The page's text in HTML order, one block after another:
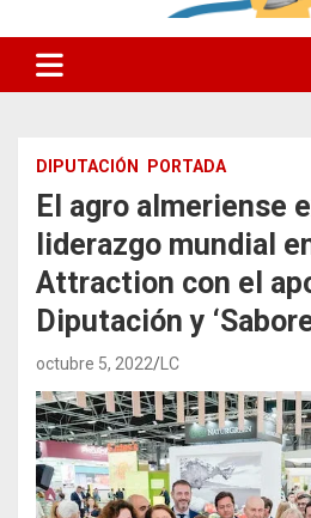
DIPUTACIÓN PORTADA
El agro almeriense
liderazgo mundial
Attraction con el
Diputación y
octubre 5, 2022 LC